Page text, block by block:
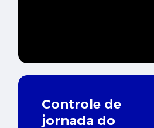
Controle de
jornada do